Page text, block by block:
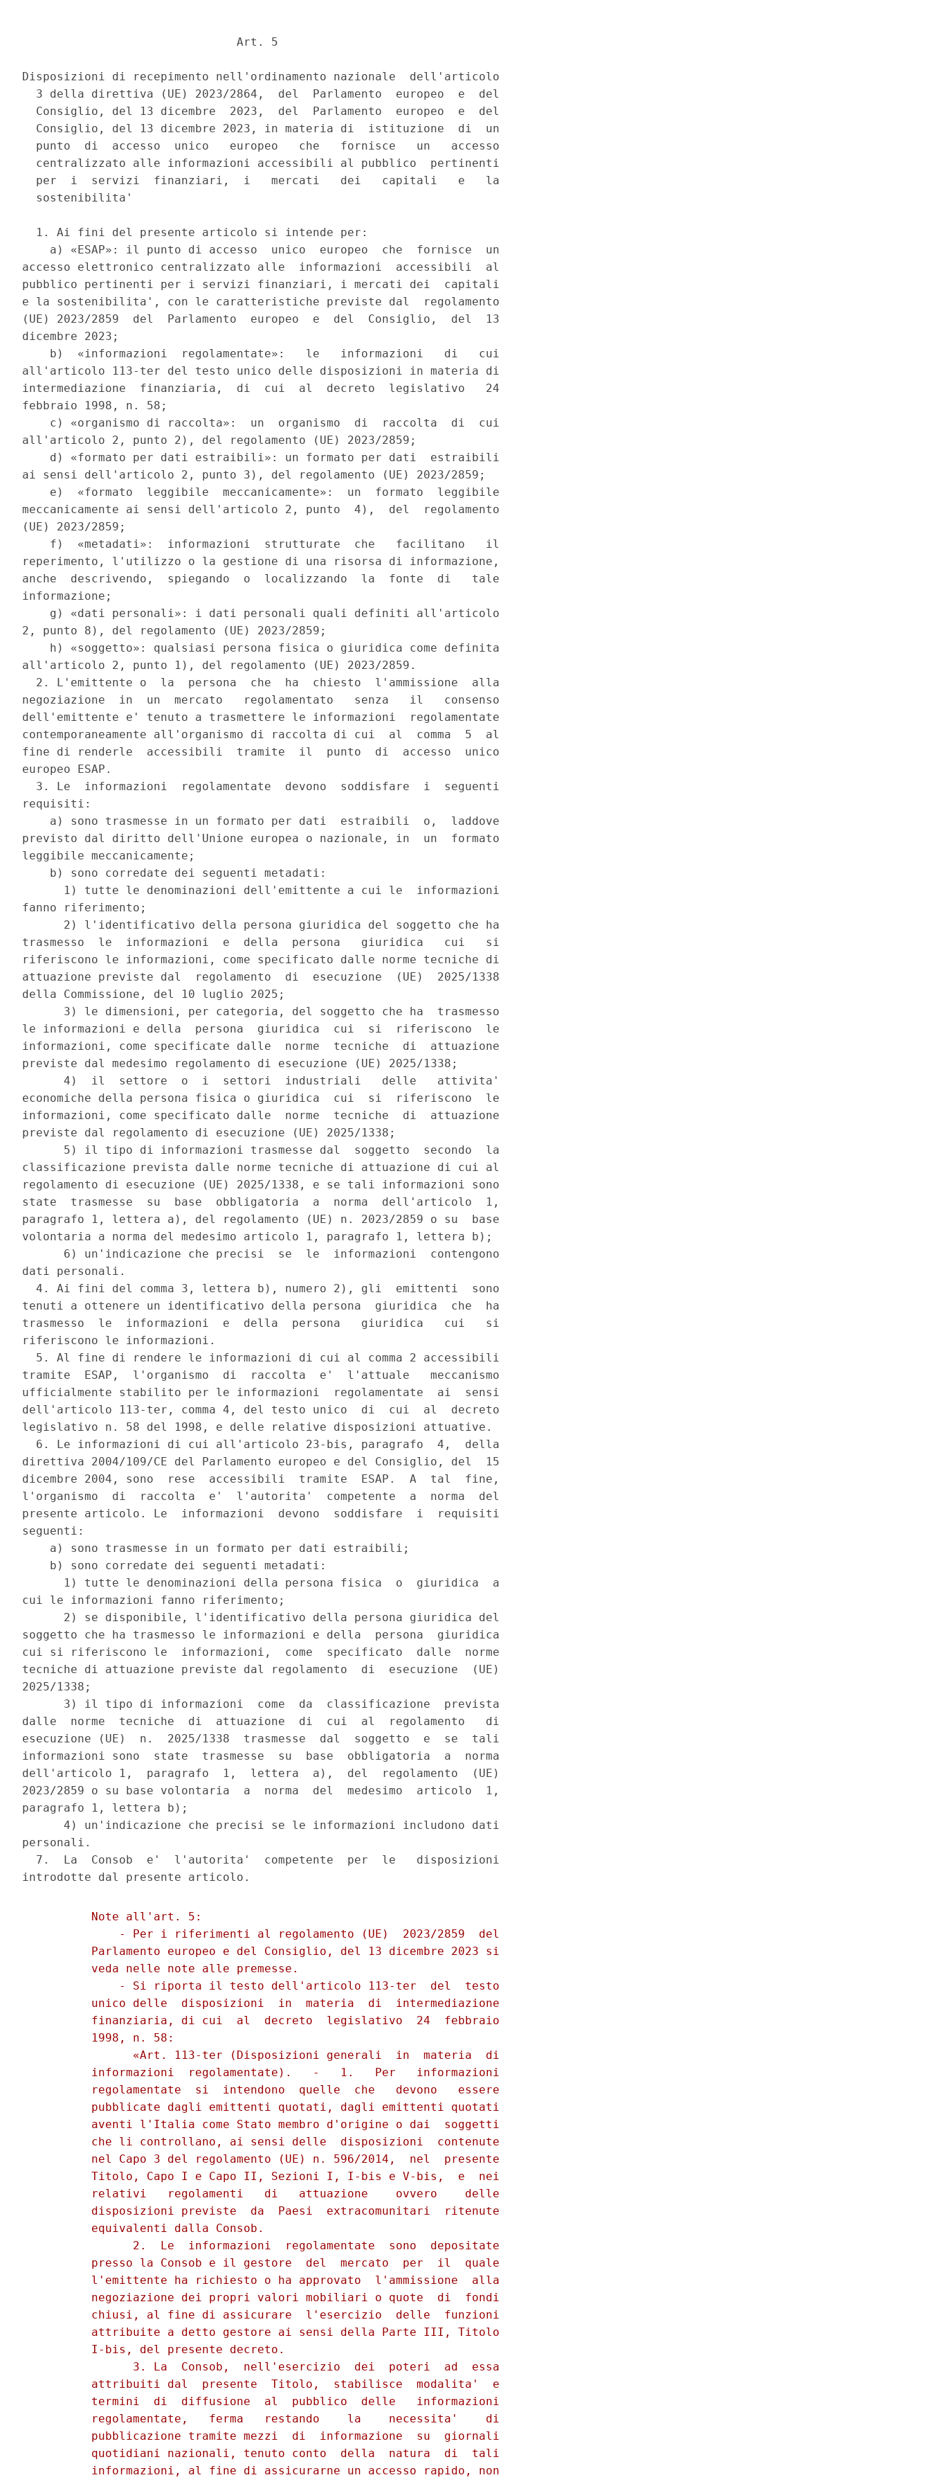
                               Art. 5
Disposizioni di recepimento nell'ordinamento nazionale  dell'articolo
  3 della direttiva (UE) 2023/2864,  del  Parlamento  europeo  e  del
  Consiglio, del 13 dicembre  2023,  del  Parlamento  europeo  e  del
  Consiglio, del 13 dicembre 2023, in materia di  istituzione  di  un
  punto  di  accesso  unico   europeo   che   fornisce   un   accesso
  centralizzato alle informazioni accessibili al pubblico  pertinenti
  per  i  servizi  finanziari,  i   mercati   dei   capitali   e   la
  sostenibilita'
  1. Ai fini del presente articolo si intende per:
    a) «ESAP»: il punto di accesso  unico  europeo  che  fornisce  un
accesso elettronico centralizzato alle  informazioni  accessibili  al
pubblico pertinenti per i servizi finanziari, i mercati dei  capitali
e la sostenibilita', con le caratteristiche previste dal  regolamento
(UE) 2023/2859  del  Parlamento  europeo  e  del  Consiglio,  del  13
dicembre 2023;
    b)  «informazioni  regolamentate»:   le   informazioni   di   cui
all'articolo 113-ter del testo unico delle disposizioni in materia di
intermediazione  finanziaria,  di  cui  al  decreto  legislativo   24
febbraio 1998, n. 58;
    c) «organismo di raccolta»:  un  organismo  di  raccolta  di  cui
all'articolo 2, punto 2), del regolamento (UE) 2023/2859;
    d) «formato per dati estraibili»: un formato per dati  estraibili
ai sensi dell'articolo 2, punto 3), del regolamento (UE) 2023/2859;
    e)  «formato  leggibile  meccanicamente»:  un  formato  leggibile
meccanicamente ai sensi dell'articolo 2, punto  4),  del  regolamento
(UE) 2023/2859;
    f)  «metadati»:  informazioni  strutturate  che   facilitano   il
reperimento, l'utilizzo o la gestione di una risorsa di informazione,
anche  descrivendo,  spiegando  o  localizzando  la  fonte  di   tale
informazione;
    g) «dati personali»: i dati personali quali definiti all'articolo
2, punto 8), del regolamento (UE) 2023/2859;
    h) «soggetto»: qualsiasi persona fisica o giuridica come definita
all'articolo 2, punto 1), del regolamento (UE) 2023/2859.
  2. L'emittente o  la  persona  che  ha  chiesto  l'ammissione  alla
negoziazione  in  un  mercato   regolamentato   senza   il   consenso
dell'emittente e' tenuto a trasmettere le informazioni  regolamentate
contemporaneamente all'organismo di raccolta di cui  al  comma  5  al
fine di renderle  accessibili  tramite  il  punto  di  accesso  unico
europeo ESAP.
  3. Le  informazioni  regolamentate  devono  soddisfare  i  seguenti
requisiti:
    a) sono trasmesse in un formato per dati  estraibili  o,  laddove
previsto dal diritto dell'Unione europea o nazionale, in  un  formato
leggibile meccanicamente;
    b) sono corredate dei seguenti metadati:
      1) tutte le denominazioni dell'emittente a cui le  informazioni
fanno riferimento;
      2) l'identificativo della persona giuridica del soggetto che ha
trasmesso  le  informazioni  e  della  persona   giuridica   cui   si
riferiscono le informazioni, come specificato dalle norme tecniche di
attuazione previste dal  regolamento  di  esecuzione  (UE)  2025/1338
della Commissione, del 10 luglio 2025;
      3) le dimensioni, per categoria, del soggetto che ha  trasmesso
le informazioni e della  persona  giuridica  cui  si  riferiscono  le
informazioni, come specificate dalle  norme  tecniche  di  attuazione
previste dal medesimo regolamento di esecuzione (UE) 2025/1338;
      4)  il  settore  o  i  settori  industriali   delle   attivita'
economiche della persona fisica o giuridica  cui  si  riferiscono  le
informazioni, come specificato dalle  norme  tecniche  di  attuazione
previste dal regolamento di esecuzione (UE) 2025/1338;
      5) il tipo di informazioni trasmesse dal  soggetto  secondo  la
classificazione prevista dalle norme tecniche di attuazione di cui al
regolamento di esecuzione (UE) 2025/1338, e se tali informazioni sono
state  trasmesse  su  base  obbligatoria  a  norma  dell'articolo  1,
paragrafo 1, lettera a), del regolamento (UE) n. 2023/2859 o su  base
volontaria a norma del medesimo articolo 1, paragrafo 1, lettera b);
      6) un'indicazione che precisi  se  le  informazioni  contengono
dati personali.
  4. Ai fini del comma 3, lettera b), numero 2), gli  emittenti  sono
tenuti a ottenere un identificativo della persona  giuridica  che  ha
trasmesso  le  informazioni  e  della  persona   giuridica   cui   si
riferiscono le informazioni.
  5. Al fine di rendere le informazioni di cui al comma 2 accessibili
tramite  ESAP,  l'organismo  di  raccolta  e'  l'attuale   meccanismo
ufficialmente stabilito per le informazioni  regolamentate  ai  sensi
dell'articolo 113-ter, comma 4, del testo unico  di  cui  al  decreto
legislativo n. 58 del 1998, e delle relative disposizioni attuative.
  6. Le informazioni di cui all'articolo 23-bis, paragrafo  4,  della
direttiva 2004/109/CE del Parlamento europeo e del Consiglio, del  15
dicembre 2004, sono  rese  accessibili  tramite  ESAP.  A  tal  fine,
l'organismo  di  raccolta  e'  l'autorita'  competente  a  norma  del
presente articolo. Le  informazioni  devono  soddisfare  i  requisiti
seguenti:
    a) sono trasmesse in un formato per dati estraibili;
    b) sono corredate dei seguenti metadati:
      1) tutte le denominazioni della persona fisica  o  giuridica  a
cui le informazioni fanno riferimento;
      2) se disponibile, l'identificativo della persona giuridica del
soggetto che ha trasmesso le informazioni e della  persona  giuridica
cui si riferiscono le  informazioni,  come  specificato  dalle  norme
tecniche di attuazione previste dal regolamento  di  esecuzione  (UE)
2025/1338;
      3) il tipo di informazioni  come  da  classificazione  prevista
dalle  norme  tecniche  di  attuazione  di  cui  al  regolamento   di
esecuzione (UE)  n.  2025/1338  trasmesse  dal  soggetto  e  se  tali
informazioni sono  state  trasmesse  su  base  obbligatoria  a  norma
dell'articolo 1,  paragrafo  1,  lettera  a),  del  regolamento  (UE)
2023/2859 o su base volontaria  a  norma  del  medesimo  articolo  1,
paragrafo 1, lettera b);
      4) un'indicazione che precisi se le informazioni includono dati
personali.
  7.  La  Consob  e'  l'autorita'  competente  per  le   disposizioni
          Note all'art. 5:
              - Per i riferimenti al regolamento (UE)  2023/2859  del
          Parlamento europeo e del Consiglio, del 13 dicembre 2023 si
          veda nelle note alle premesse.
              - Si riporta il testo dell'articolo 113-ter  del  testo
          unico delle  disposizioni  in  materia  di  intermediazione
          finanziaria, di cui  al  decreto  legislativo  24  febbraio
          1998, n. 58:
                «Art. 113-ter (Disposizioni generali  in  materia  di
          informazioni  regolamentate).   -   1.   Per   informazioni
          regolamentate  si  intendono  quelle  che   devono   essere
          pubblicate dagli emittenti quotati, dagli emittenti quotati
          aventi l'Italia come Stato membro d'origine o dai  soggetti
          che li controllano, ai sensi delle  disposizioni  contenute
          nel Capo 3 del regolamento (UE) n. 596/2014,  nel  presente
          Titolo, Capo I e Capo II, Sezioni I, I-bis e V-bis,  e  nei
          relativi   regolamenti   di   attuazione    ovvero    delle
          disposizioni previste  da  Paesi  extracomunitari  ritenute
          equivalenti dalla Consob.
                2.  Le  informazioni  regolamentate  sono  depositate
          presso la Consob e il gestore  del  mercato  per  il  quale
          l'emittente ha richiesto o ha approvato  l'ammissione  alla
          negoziazione dei propri valori mobiliari o quote  di  fondi
          chiusi, al fine di assicurare  l'esercizio  delle  funzioni
          attribuite a detto gestore ai sensi della Parte III, Titolo
          I-bis, del presente decreto.
                3. La  Consob,  nell'esercizio  dei  poteri  ad  essa
          attribuiti dal  presente  Titolo,  stabilisce  modalita'  e
          termini  di  diffusione  al  pubblico  delle   informazioni
          regolamentate,   ferma   restando    la    necessita'    di
          pubblicazione tramite mezzi  di  informazione  su  giornali
          quotidiani nazionali, tenuto conto  della  natura  di  tali
          informazioni, al fine di assicurarne un accesso rapido, non